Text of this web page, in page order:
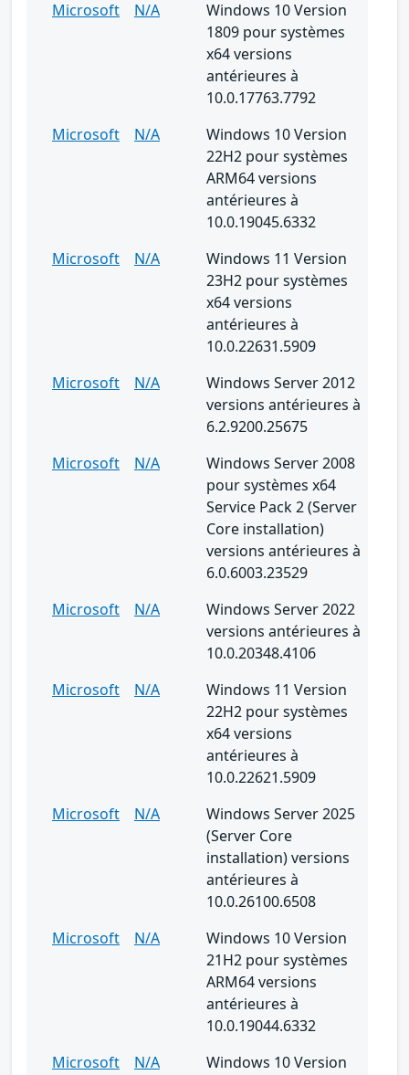
Microsoft
N/A
Windows 10 Version
1809 pour systèmes
x64 versions
antérieures à
10.0.17763.7792
Microsoft
N/A
Windows 10 Version
22H2 pour systèmes
ARM64 versions
antérieures à
10.0.19045.6332
Microsoft
N/A
Windows 11 Version
23H2 pour systèmes
x64 versions
antérieures à
10.0.22631.5909
Microsoft
N/A
Windows Server 2012
versions antérieures à
6.2.9200.25675
Microsoft
N/A
Windows Server 2008
pour systèmes x64
Service Pack 2 (Server
Core installation)
versions antérieures à
6.0.6003.23529
Microsoft
N/A
Windows Server 2022
versions antérieures à
10.0.20348.4106
Microsoft
N/A
Windows 11 Version
22H2 pour systèmes
x64 versions
antérieures à
10.0.22621.5909
Microsoft
N/A
Windows Server 2025
(Server Core
installation) versions
antérieures à
10.0.26100.6508
Microsoft
N/A
Windows 10 Version
21H2 pour systèmes
ARM64 versions
antérieures à
10.0.19044.6332
Microsoft
N/A
Windows 10 Version